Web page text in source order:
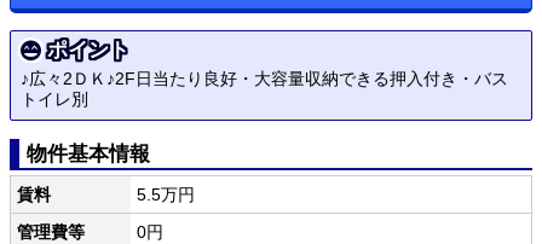
ポイント
♪広々2ＤＫ♪2F日当たり良好・大容量収納できる押入付き・バス
トイレ別
物件基本情報
賃料
5.5万円
管理費等
0円